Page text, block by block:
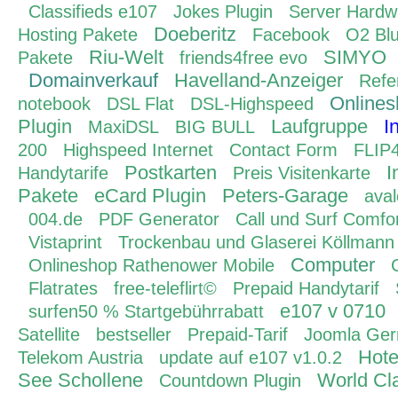
Classifieds e107
Jokes Plugin
Server
Hosting Pakete
Doeberitz Facebook
O2
Pakete
Riu-Welt friends4free evo
SIMYO
Domainverkauf
Havelland-Anzeiger
notebook
DSL Flat DSL-Highspeed
Plugin
MaxiDSL BIG BULL Laufgruppe
200 Highspeed Internet Contact Form
Handytarife
Postkarten Preis Visitenkarte
Pakete
eCard Plugin Peters-Garage
004.de
PDF Generator
Call und Surf
Vistaprint
Trockenbau und Glaserei Köllmann
Onlineshop Rathenower Mobile
Computer
Flatrates
free-teleflirt© Prepaid Handytarif
surfen50 % Startgebührrabatt
e107 v 0710
Satellite bestseller Prepaid-Tarif
Joomla
Telekom Austria
update auf e107 v1.0.2
See Schollene
Countdown Plugin World